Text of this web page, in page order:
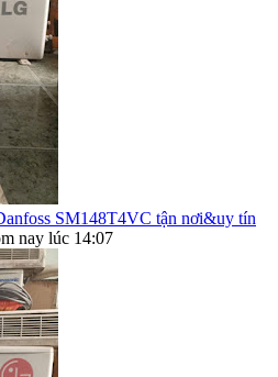
SM148T4VC tận nơi&uy tín
nay lúc 14:07